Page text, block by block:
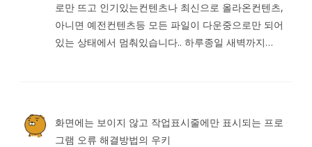
로만 뜨고 인기있는컨텐츠나 최신으로 올라온컨텐츠,
아니면 예전컨텐츠등 모든 파일이 다운중으로만 되어
있는 상태에서 멈춰있습니다.. 하루종일 새벽까지…
화면에는 보이지 않고 작업표시줄에만 표시되는 프로
그램 오류 해결방법의 우키